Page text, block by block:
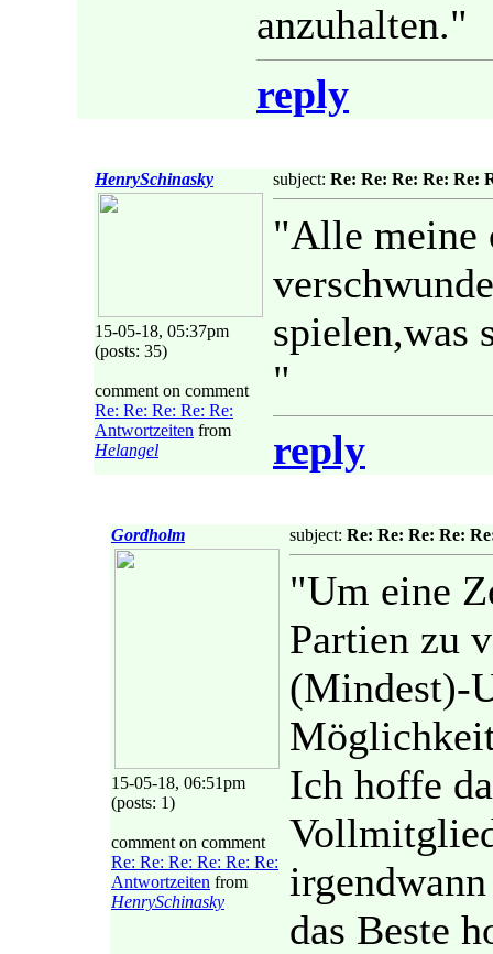
anzuhalten."
reply
HenrySchinasky
15-05-18, 05:37pm
(posts: 35)
comment on comment
Re: Re: Re: Re: Re:
Antwortzeiten from
Helangel
subject: Re: Re: Re: Re: Re:
"Alle meine
spielen,was
"
reply
Gordholm
15-05-18, 06:51pm
(posts: 1)
comment on comment
Re: Re: Re: Re: Re: Re:
Antwortzeiten from
HenrySchinasky
subject: Re: Re: Re: Re:
"Um eine
Partien zu
(Mindest)-
Ich hoffe
das Beste